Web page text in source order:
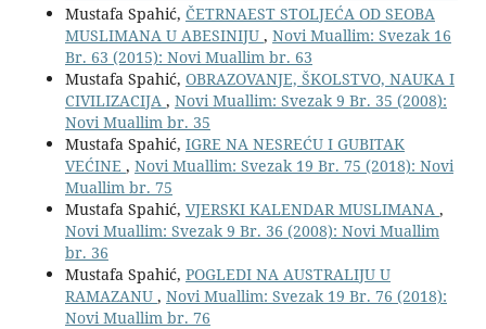
Mustafa Spahić, ČETRNAEST STOLJEĆA OD SEOBA
MUSLIMANA U ABESINIJU , Novi Muallim: Svezak 16
Br. 63 (2015): Novi Muallim br. 63
Mustafa Spahić, OBRAZOVANJE, ŠKOLSTVO, NAUKA I
CIVILIZACIJA , Novi Muallim: Svezak 9 Br. 35 (2008):
Novi Muallim br. 35
Mustafa Spahić, IGRE NA NESREĆU I GUBITAK
VEĆINE , Novi Muallim: Svezak 19 Br. 75 (2018): Novi
Muallim br. 75
Mustafa Spahić, VJERSKI KALENDAR MUSLIMANA ,
Novi Muallim: Svezak 9 Br. 36 (2008): Novi Muallim
br. 36
Mustafa Spahić, POGLEDI NA AUSTRALIJU U
RAMAZANU , Novi Muallim: Svezak 19 Br. 76 (2018):
Novi Muallim br. 76